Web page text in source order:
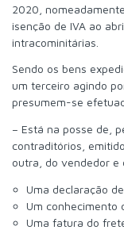
2020,
isenção de IVA ao
intracominitárias.
Sendo os bens
um terceiro agindo
presumem-se
– Está na posse de,
contraditórios,
outra, do vendedor e
Uma declaração
Um conhecimento
Uma fatura do